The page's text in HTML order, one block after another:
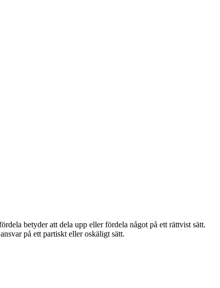
betyder att dela upp eller fördela något på ett rättvist sätt.
på ett partiskt eller oskäligt sätt.